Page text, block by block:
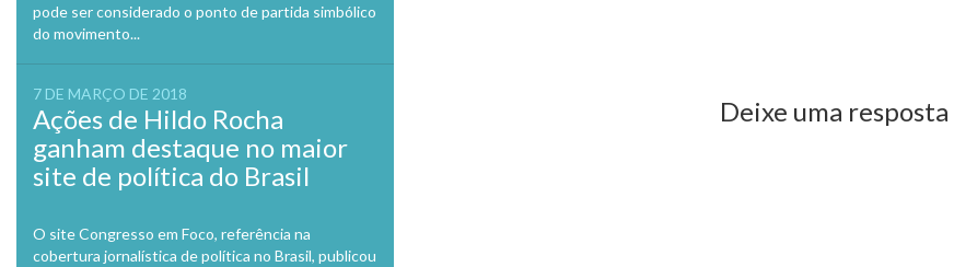
pode ser considerado o ponto de partida simbólico
do movimento...
7 DE MARÇO DE 2018
Ações de Hildo Rocha
ganham destaque no maior
site de política do Brasil
O site Congresso em Foco, referência na
cobertura jornalística de política no Brasil, publicou
Deixe uma resposta